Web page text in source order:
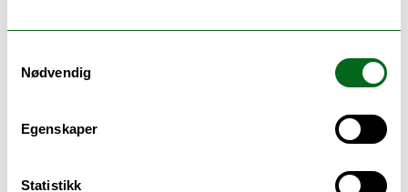
Nødvendig
Egenskaper
Statistikk
Les mer om penicillinets spennende
historie på vår blogg
Raske fakta om penicillin
den